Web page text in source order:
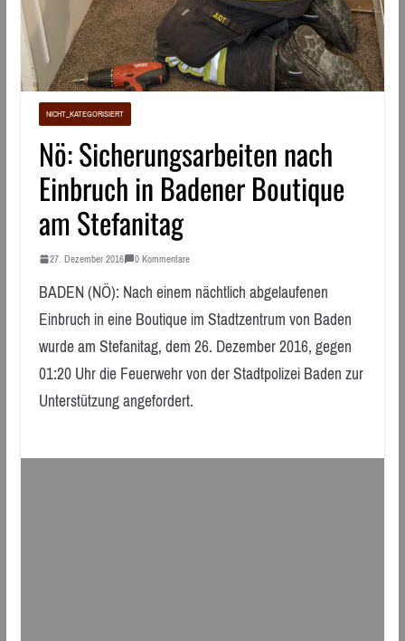
NICHT_KATEGORISIERT
Nö: Sicherungsarbeiten nach
Einbruch in Badener Boutique
am Stefanitag
27. Dezember 2016 0 Kommentare
BADEN (NÖ): Nach einem nächtlich abgelaufenen
Einbruch in eine Boutique im Stadtzentrum von Baden
wurde am Stefanitag, dem 26. Dezember 2016, gegen
01:20 Uhr die Feuerwehr von der Stadtpolizei Baden zur
Unterstützung angefordert.